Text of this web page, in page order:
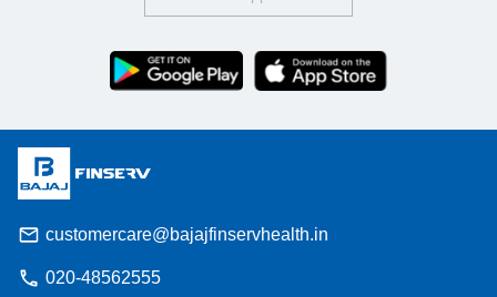
customercare@bajajfinservhealth.in
020-48562555